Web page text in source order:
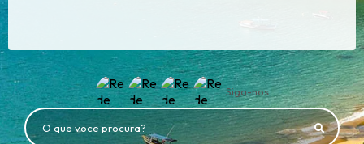
Siga-nos
O que voce procura?